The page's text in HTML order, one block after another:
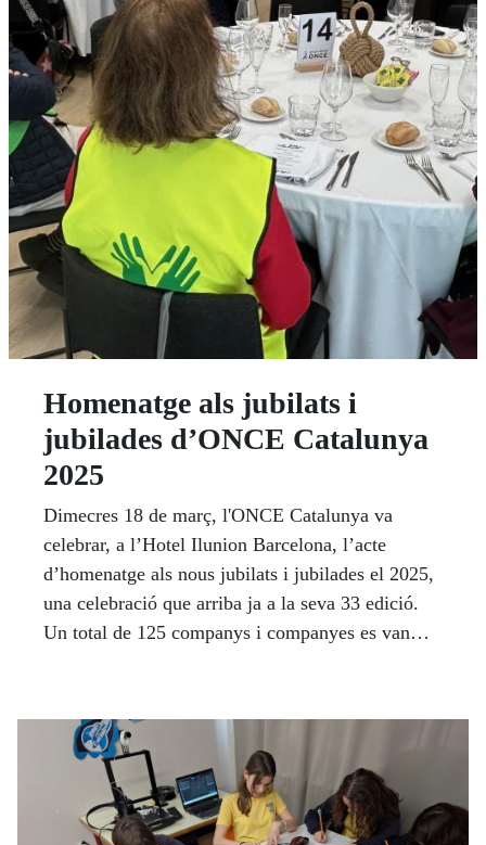
Homenatge als jubilats i
jubilades d’ONCE Catalunya
2025
Dimecres 18 de març, l'ONCE Catalunya va
celebrar, a l’Hotel Ilunion Barcelona, l’acte
d’homenatge als nous jubilats i jubilades el 2025,
una celebració que arriba ja a la seva 33 edició.
Un total de 125 companys i companyes es van